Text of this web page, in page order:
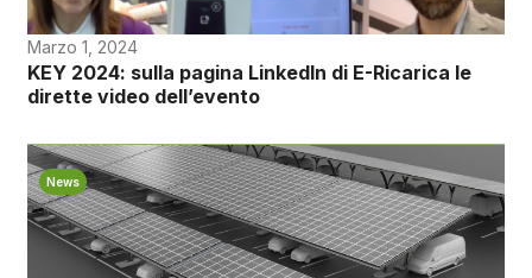
Marzo 1, 2024
KEY 2024: sulla pagina LinkedIn di E-Ricarica le
dirette video dell’evento
News